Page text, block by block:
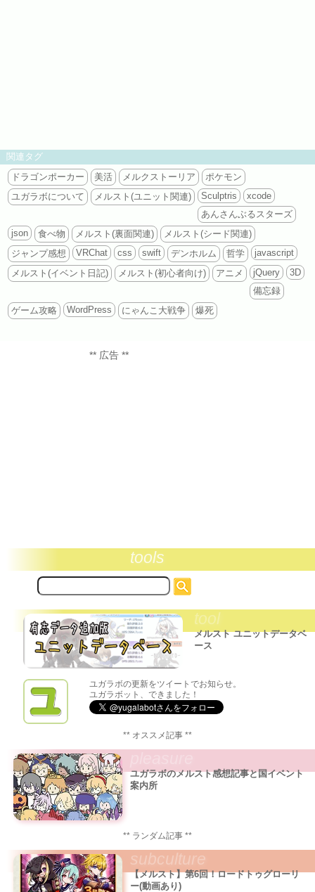
関連タグ
ドラゴンポーカー
美活 メルクストーリア
ポケモン
ユガラボについて
メルスト(ユニット関連) Sculptris
xcode
あんさんぶるスターズ
json
食べ物 メルスト(裏面関連)
メルスト(シード関連)
ジャンプ感想
VRChat css swift デンホルム 哲学
javascript
メルスト(イベント日記)
メルスト(初心者向け) アニメ jQuery
3D
備忘録
ゲーム攻略
WordPress にゃんこ大戦争 爆死
** 広告 **
tools
サ
イ
内
検
索:
tool
メルスト ユニットデータベ
ース
ユガラボの更新をツイートでお知らせ。
ユガラボット、できました！
** オススメ記事 **
ユガラボのメルスト感想記事と国イベント
案内所
** ランダム記事 **
subculture
【メルスト】第6回！ロードトゥグローリ
ー(動画あり)